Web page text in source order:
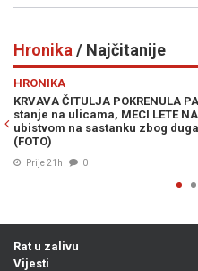
Hronika / Najčitanije
PAKAO U SARAJEVU: Opsadno
NA SVE STRANE - Drama
duga Zviceru, onda je uslijedio
Rat u zalivu
Vijesti